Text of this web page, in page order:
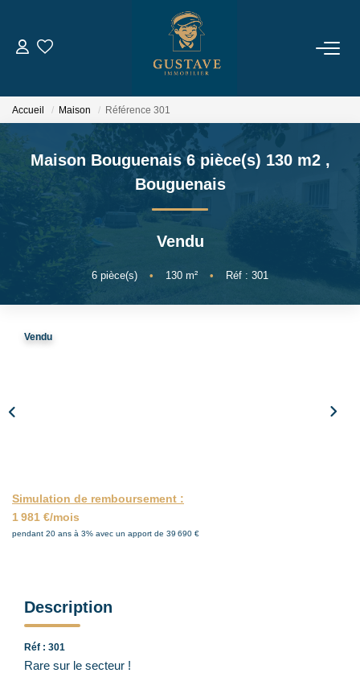
ACHETER
LOUER
ESTIMER
Accueil Maison Référence 301
Maison Bouguenais 6 pièce(s) 130 m2 ,
Bouguenais
Vendu
6 pièce(s) • 130 m² • Réf : 301
Vendu
Simulation de remboursement :
1 981 €/mois
pendant 20 ans à 3% avec un apport de 39 690 €
Description
Réf : 301
Rare sur le secteur !